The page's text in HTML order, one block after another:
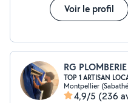
Voir le profil
RG PLOMBERIE
TOP 1 ARTISAN
Montpellier
4,9/5 (236